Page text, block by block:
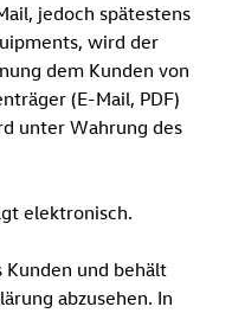
jedoch spätestens
wird der
dem Kunden von
(E-Mail, PDF)
unter Wahrung des
elektronisch.
und behält
abzusehen. In